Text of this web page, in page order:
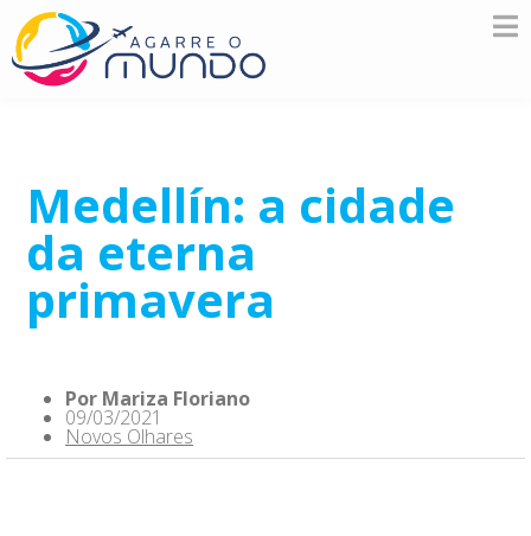
Medellín: a cidade
da eterna
primavera
Por Mariza Floriano
09/03/2021
Novos Olhares